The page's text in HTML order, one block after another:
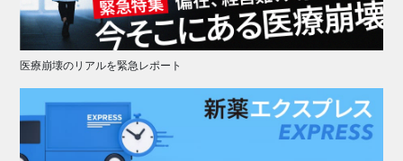
医療崩壊のリアルを緊急レポート